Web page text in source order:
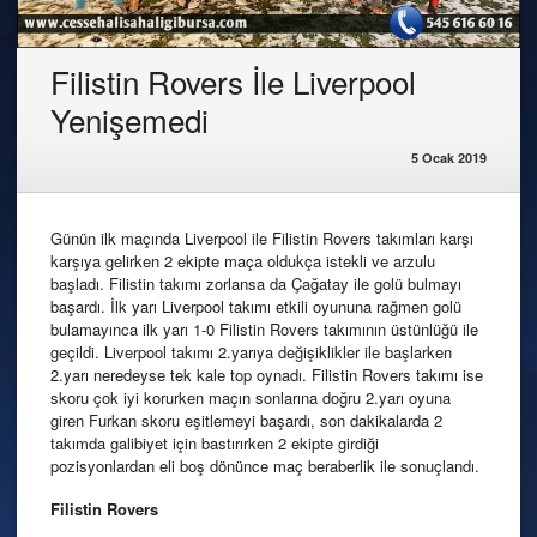
Filistin Rovers İle Liverpool
Yenişemedi
5 Ocak 2019
Günün ilk maçında Liverpool ile Filistin Rovers takımları karşı
karşıya gelirken 2 ekipte maça oldukça istekli ve arzulu
başladı. Filistin takımı zorlansa da Çağatay ile golü bulmayı
başardı. İlk yarı Liverpool takımı etkili oyununa rağmen golü
bulamayınca ilk yarı 1-0 Filistin Rovers takımının üstünlüğü ile
geçildi. Liverpool takımı 2.yarıya değişiklikler ile başlarken
2.yarı neredeyse tek kale top oynadı. Filistin Rovers takımı ise
skoru çok iyi korurken maçın sonlarına doğru 2.yarı oyuna
giren Furkan skoru eşitlemeyi başardı, son dakikalarda 2
takımda galibiyet için bastırırken 2 ekipte girdiği
pozisyonlardan eli boş dönünce maç beraberlik ile sonuçlandı.
Filistin Rovers